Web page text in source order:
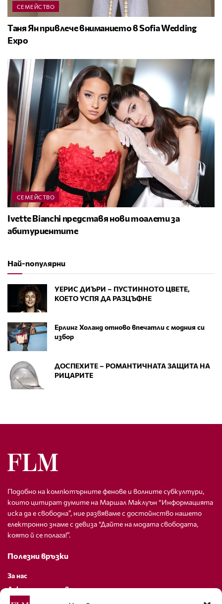
СЕМЕЙСТВО
Таня Ян привлече вниманието в Sofia Wedding
Expo
СЕМЕЙСТВО
Ivette Bianchi представя нови тоалети за
абитуриентите
Най-популярни
УЕРИС ДИЪРИ – ПУСТИННОТО ЦВЕТЕ,
КОЕТО УСПЯ ДА РАЗЦЪФНЕ
Ерлинг Холанд отново впечатли с модния си
избор
ДОСПЕХИТЕ – РОМАНТИЧНАТА ЗАЩИТА НА
РИЦАРИТЕ
Подобно на компютърните фенове и волните субкултури,
които цитират думите на Маршал Маклуън “Информацията
иска да е свободна”, ние развяваме с достойнство нашето
електронно знаме с девиза “Дайте на модата свободата,
която й се полага!”.
Полезни връзки
За нас
Декларация за поверителност
Политика за бисквитки